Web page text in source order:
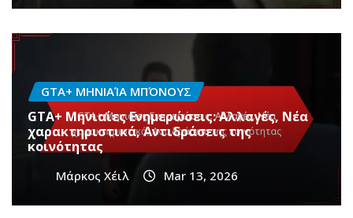
GTA+ ΜΗΝΙΑΊΑ ΜΠΌΝΟΥΣ
GTA+ Μηνιαίες Ενημερώσεις: Αλλαγές, Νέα
χαρακτηριστικά, Αντιδράσεις της
κοινότητας
Μάρκος Χέιλ Mar 13, 2026